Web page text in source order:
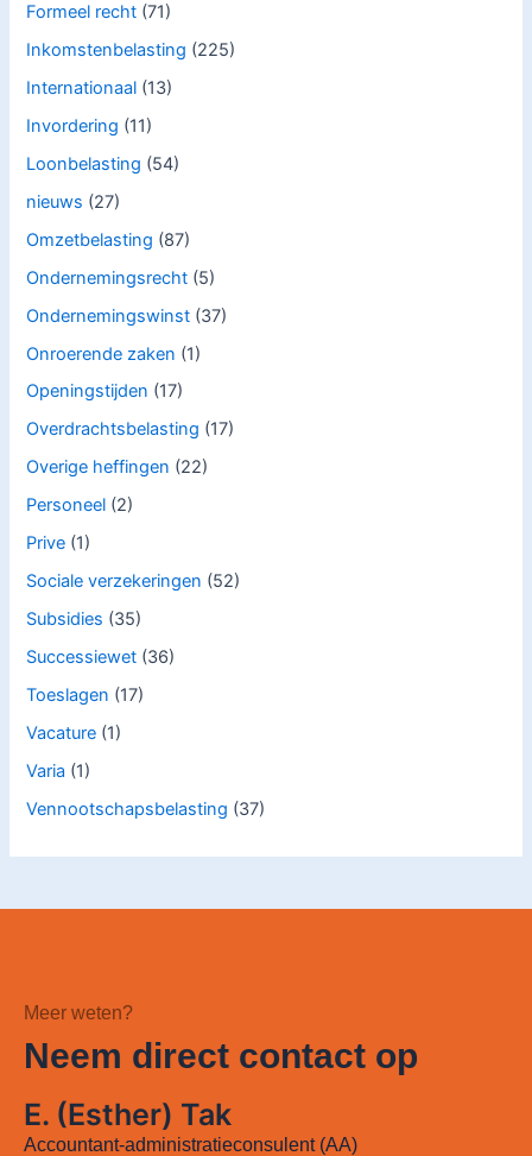
Formeel recht (71)
Inkomstenbelasting (225)
Internationaal (13)
Invordering (11)
Loonbelasting (54)
nieuws (27)
Omzetbelasting (87)
Ondernemingsrecht (5)
Ondernemingswinst (37)
Onroerende zaken (1)
Openingstijden (17)
Overdrachtsbelasting (17)
Overige heffingen (22)
Personeel (2)
Prive (1)
Sociale verzekeringen (52)
Subsidies (35)
Successiewet (36)
Toeslagen (17)
Vacature (1)
Varia (1)
Vennootschapsbelasting (37)
Meer weten?
Neem direct contact op
E. (Esther) Tak
Accountant-administratieconsulent (AA)